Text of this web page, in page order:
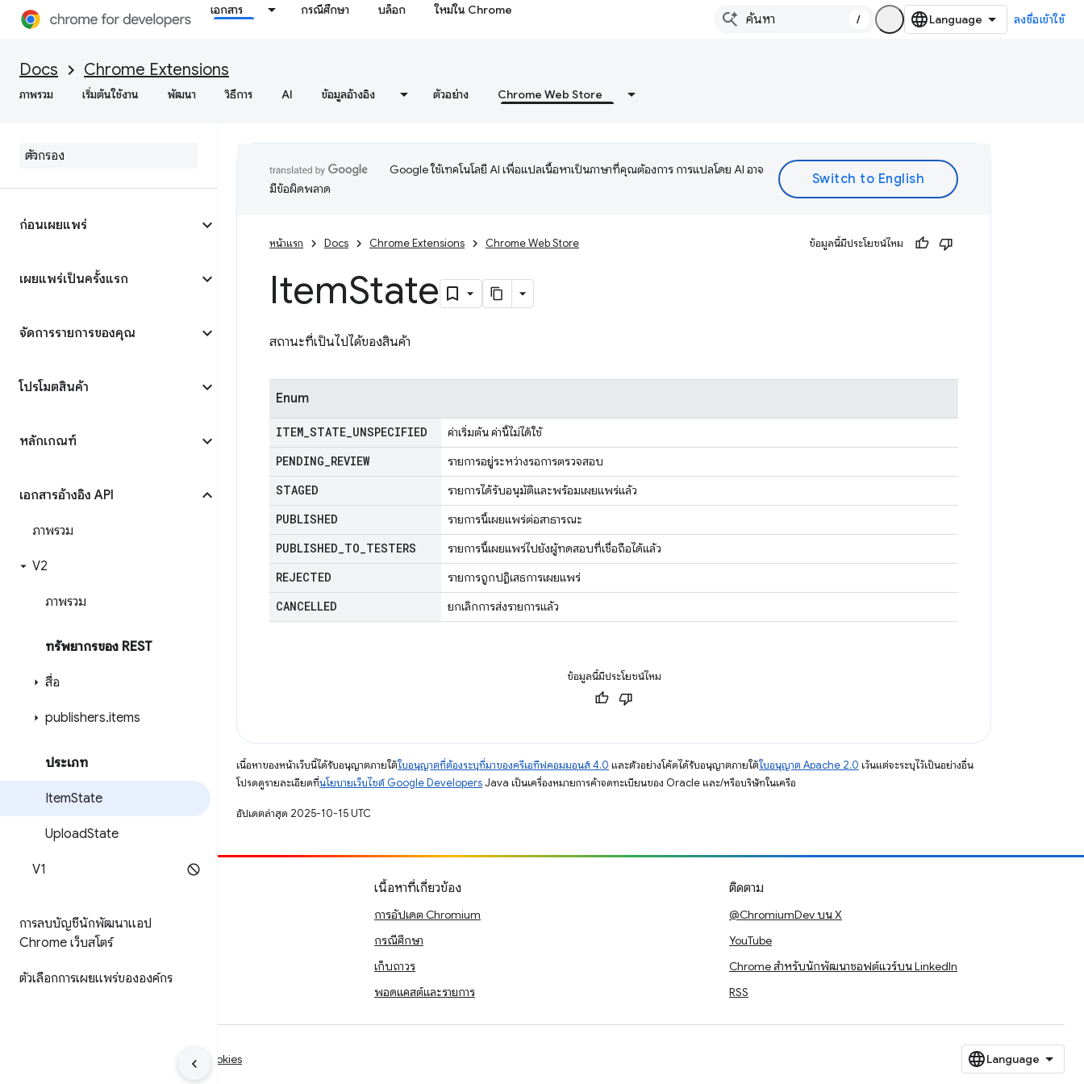
เอกสาร กรณีศึกษา บล็อก ใหม่ใน Chrome
/ ลงชื่อเข้าใช้
Docs Chrome Extensions
ภาพรวม เริ่มต้นใช้งาน พัฒนา วิธีการ AI ข้อมูลอ้างอิง ตัวอย่าง Chrome Web Store
ก่อนเผยแพร่
เผยแพร่เป็นครั้งแรก
จัดการรายการของคุณ
โปรโมตสินค้า
หลักเกณฑ์
เอกสารอ้างอิง API
ภาพรวม
V2
ภาพรวม
ทรัพยากรของ REST
สื่อ
publishers.items
ประเภท
ItemState
UploadState
V1
การลบบัญชีนักพัฒนาแอป
Chrome เว็บสโตร์
ตัวเลือกการเผยแพร่ขององค์กร
Google ใช้เทคโนโลยี AI เพื่อแปลเนื้อหาเป็นภาษาที่คุณต้องการ การแปลโดย AI อาจ
มีข้อผิดพลาด
หน้าแรก Docs Chrome Extensions Chrome Web Store ข้อมูลนี้มีประโยชน์ไหม
ItemState
สถานะที่เป็นไปได้ของสินค้า
Enum
ITEM STATE UNSPECIFIED ค่าเริ่มต้น ค่านี้ไม่ได้ใช้
PENDING REVIEW รายการอยู่ระหว่างรอการตรวจสอบ
STAGED รายการได้รับอนุมัติและพร้อมเผยแพร่แล้ว
PUBLISHED รายการนี้เผยแพร่ต่อสาธารณะ
PUBLISHED TO TESTERS รายการนี้เผยแพร่ไปยังผู้ทดสอบที่เชื่อถือได้แล้ว
REJECTED รายการถูกปฏิเสธการเผยแพร่
CANCELLED ยกเลิกการส่งรายการแล้ว
ข้อมูลนี้มีประโยชน์ไหม
เนื้อหาของหน้าเว็บนี้ได้รับอนุญาตภายใต้ใบอนุญาตที่ต้องระบุที่มาของครีเอทีฟคอมมอนส์ 4.0 และตัวอย่างโค้ดได้รับอนุญาตภายใต้ใบอนุญาต Apache 2.0 เว้นแต่จะระบุไว้เป็นอย่างอื่น
โปรดดูรายละเอียดที่นโยบายเว็บไซต์ Google DevelopersJava เป็นเครื่องหมายการค้าจดทะเบียนของ Oracle และ/หรือบริษัทในเครือ
อัปเดตล่าสุด 2025-10-15 UTC
รายงานข้อบกพร่อง
ดูประเด็นที่เปิดอยู่
เนื้อหาที่เกี่ยวข้อง
การอัปเดต Chromium
กรณีศึกษา
เก็บถาวร
พอดแคสต์และรายการ
ติดตาม
@ChromiumDev บน X
YouTube
Chrome สำหรับนักพัฒนาซอฟต์แวร์บน LinkedIn
RSS
Manage cookies